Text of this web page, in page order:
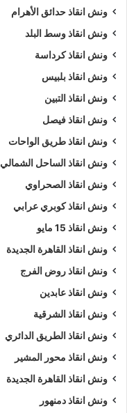
ونش انقاذ حدائق الأهرام
ونش انقاذ وسط البلد
ونش انقاذ كرداسة
ونش انقاذ بلبيس
ونش انقاذ التبين
ونش انقاذ فيصل
ونش انقاذ طريق الواحات
ونش انقاذ الساحل الشمالي
ونش انقاذ الصحراوي
ونش انقاذ كوبري عرابي
ونش انقاذ 15 مايو
ونش انقاذ القاهرة الجديدة
ونش انقاذ روض الفرج
ونش انقاذ عابدين
ونش انقاذ الشرقية
ونش انقاذ الطريق الدائري
ونش انقاذ محور المشير
ونش انقاذ القاهرة الجديدة
ونش انقاذ دمنهور